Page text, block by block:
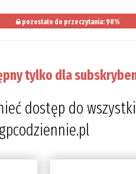
pozostało do przeczytania: 90%
tylko dla
dostęp do
gpcodziennie.pl